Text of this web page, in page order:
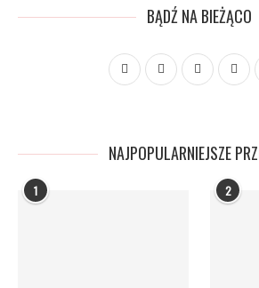
BĄDŹ NA BIEŻĄCO
NAJPOPULARNIEJSZE
1 2